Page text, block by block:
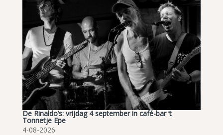
De Rinaldo’s: vrijdag 4 september in café-bar ’t
Tonnetje Epe
4-08-2026